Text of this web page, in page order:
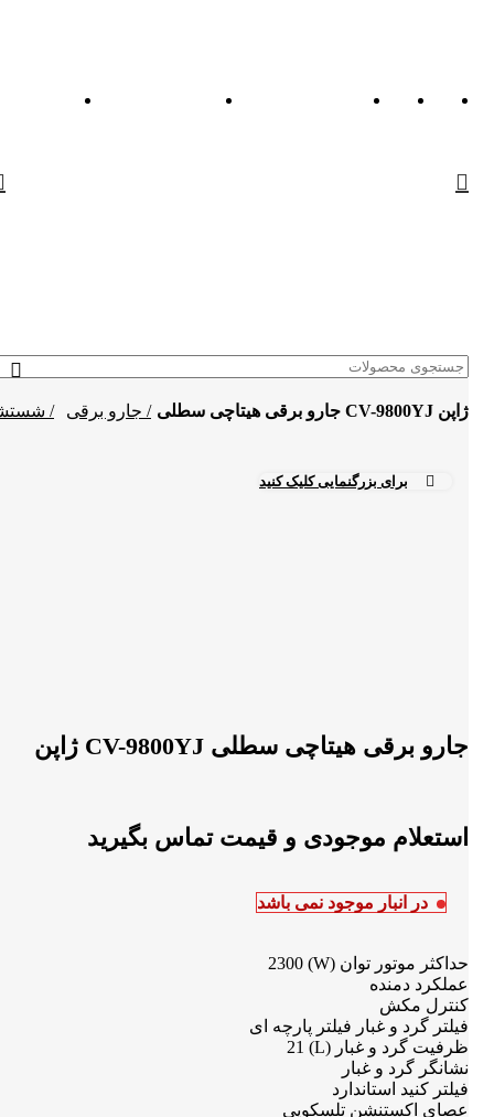
جارو برقی هیتاچی سطلی CV-9800YJ ژاپن
برای بزرگنمایی کلیک کنید
جارو برقی هیتاچی سطلی CV-9800YJ ژاپن
در انبار موجود نمی باشد
حداکثر موتور توان (W) 2300
عملکرد دمنده
کنترل مکش
فیلتر گرد و غبار فیلتر پارچه ای
ظرفیت گرد و غبار (L) 21
نشانگر گرد و غبار
فیلتر کنید استاندارد
عصای اکستنشن تلسکوپی